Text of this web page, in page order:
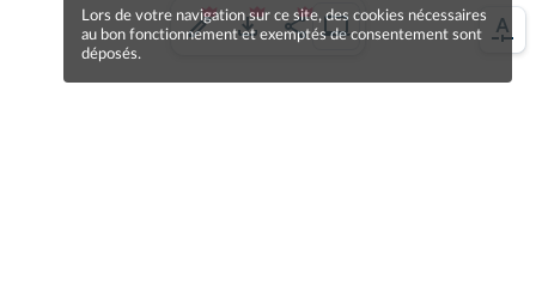
Lors de votre navigation sur ce site, des cookies nécessaires
au bon fonctionnement et exemptés de consentement sont
déposés.